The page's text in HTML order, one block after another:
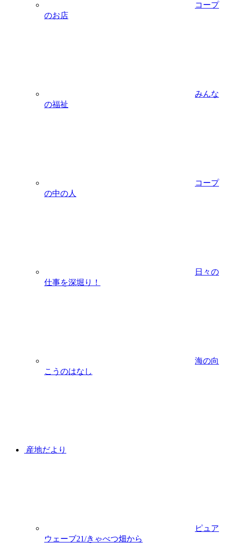
コープ
のお店
みんな
の福祉
コープ
の中の人
日々の
仕事を深堀り！
海の向
こうのはなし
産地だより
ピュア
ウェーブ21/きゃべつ畑から